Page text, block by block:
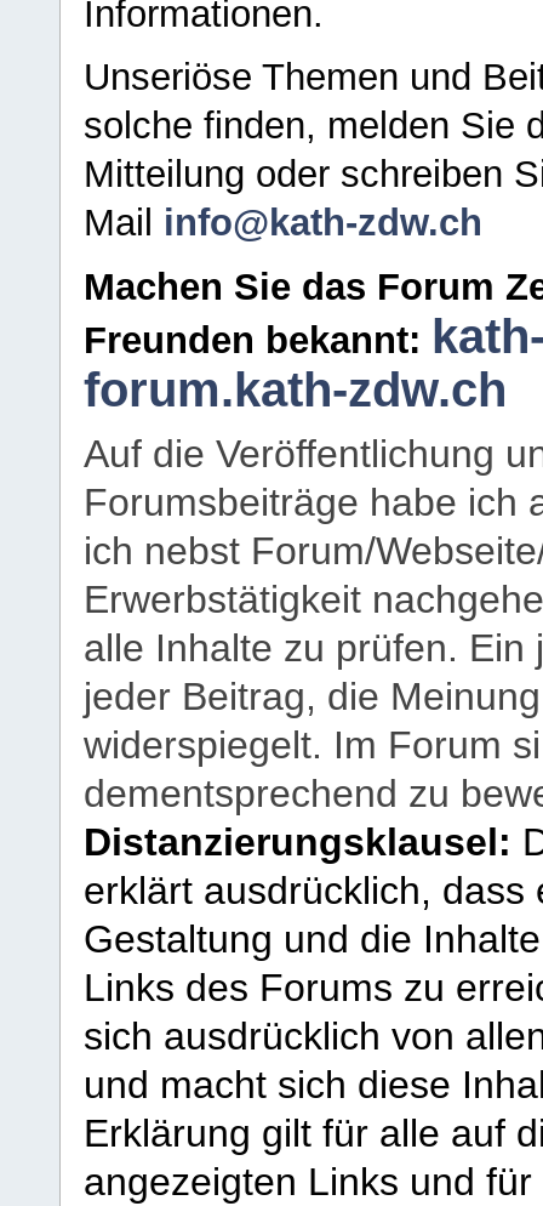
Informationen.
Unseriöse Themen und
solche finden, melden Sie
Mitteilung oder schreiben
Mail info@kath-zdw.ch
Machen Sie das Forum
Freunden bekannt:
forum.kath-zdw.ch
Auf die Veröffentlichung
Forumsbeiträge habe ich
ich nebst Forum/
Erwerbstätigkeit
alle Inhalte zu prüfen.
jeder Beitrag, die
widerspiegelt. Im Forum
dementsprechend zu
Distanzierungsklausel:
erklärt ausdrücklich,
Gestaltung und die
Links des Forums zu
sich ausdrücklich von
und macht sich diese
Erklärung gilt für alle auf
angezeigten Links und